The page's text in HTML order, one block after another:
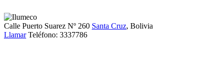
Calle Puerto Suarez Nº 260 Santa Cruz, Bolivia
Llamar Teléfono: 3337786